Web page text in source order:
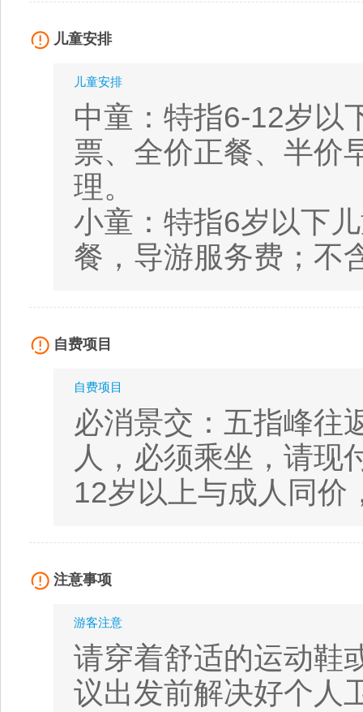
儿童安排
儿童安排
中童：特指6-12岁以
票、全价正餐、半价
理。
小童：特指6岁以下
餐，导游服务费；不
自费项目
自费项目
必消景交：五指峰往
人，必须乘坐，请现
12岁以上与成人同价
注意事项
游客注意
请穿着舒适的运动鞋
议出发前解决好个人